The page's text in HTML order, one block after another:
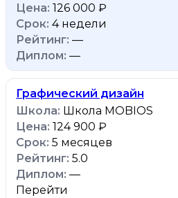
126 000 ₽
4 недели
—
—
Графический дизайн
Школа MOBIOS
124 900 ₽
5 месяцев
5.0
—
Перейти